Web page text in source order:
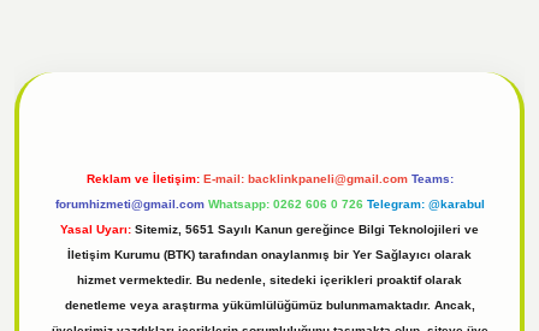
Reklam ve İletişim: E-mail: backlinkpaneli@gmail.com Teams:
forumhizmeti@gmail.com Whatsapp: 0262 606 0 726 Telegram: @karabul
Yasal Uyarı: Sitemiz, 5651 Sayılı Kanun gereğince Bilgi Teknolojileri ve
İletişim Kurumu (BTK) tarafından onaylanmış bir Yer Sağlayıcı olarak
hizmet vermektedir. Bu nedenle, sitedeki içerikleri proaktif olarak
denetleme veya araştırma yükümlülüğümüz bulunmamaktadır. Ancak,